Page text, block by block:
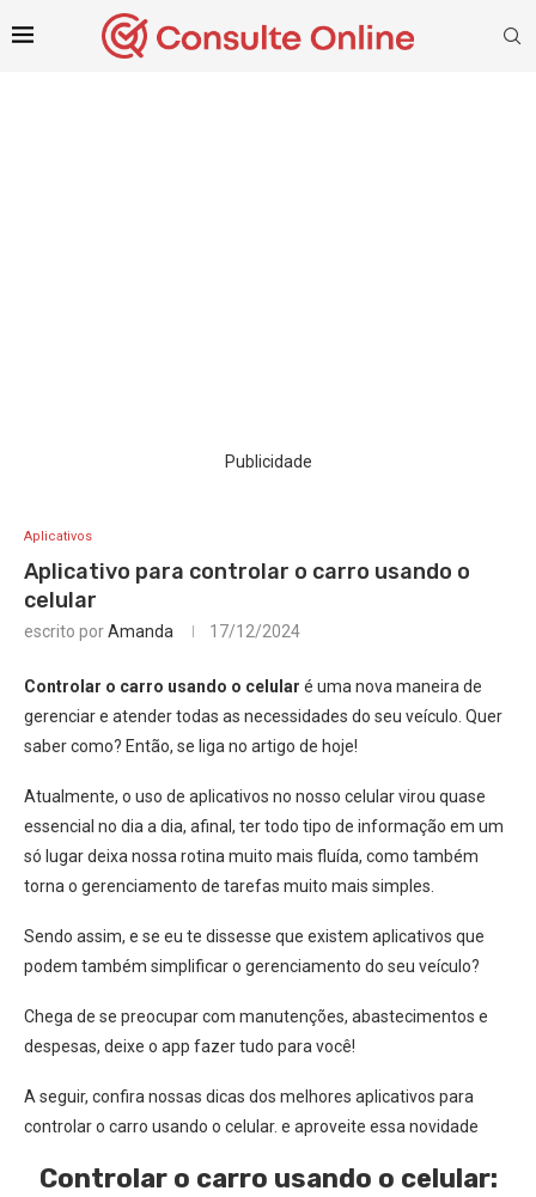
Publicidade
Aplicativos
Aplicativo para controlar o carro usando o
celular
escrito porAmanda 17/12/2024
Controlar o carro usando o celular é uma nova maneira de
gerenciar e atender todas as necessidades do seu veículo. Quer
saber como? Então, se liga no artigo de hoje!
Atualmente, o uso de aplicativos no nosso celular virou quase
essencial no dia a dia, afinal, ter todo tipo de informação em um
só lugar deixa nossa rotina muito mais fluída, como também
torna o gerenciamento de tarefas muito mais simples.
Sendo assim, e se eu te dissesse que existem aplicativos que
podem também simplificar o gerenciamento do seu veículo?
Chega de se preocupar com manutenções, abastecimentos e
despesas, deixe o app fazer tudo para você!
A seguir, confira nossas dicas dos melhores aplicativos para
controlar o carro usando o celular. e aproveite essa novidade
Controlar o carro usando o celular: